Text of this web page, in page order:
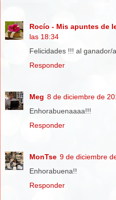
Rocío - Mis apuntes de
las 18:34
Felicidades !!! al ganador/a
Responder
Meg 8 de diciembre de
Enhorabuenaaaa!!!
Responder
MonTse 9 de diciembre
Enhorabuena!!
Responder